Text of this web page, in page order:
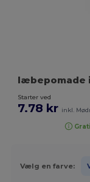
læbepomade
Starter ved
7.78 kr inkl.
Vælg en farve: